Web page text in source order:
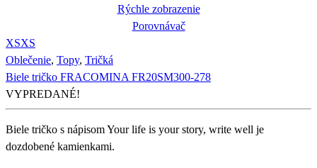
Rýchle zobrazenie
Porovnávač
XSXS
Oblečenie, Topy, Tričká
Biele tričko FRACOMINA FR20SM300-278
VYPREDANÉ!
Biele tričko s nápisom Your life is your story, write well je
dozdobené kamienkami.